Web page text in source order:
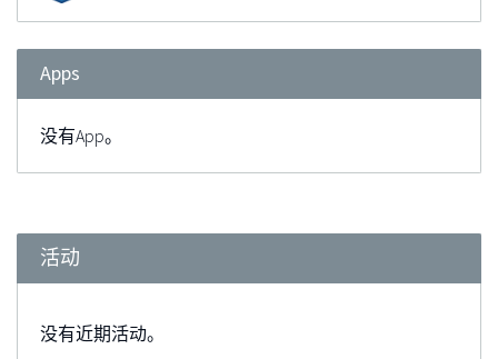
Apps
没有App。
活动
没有近期活动。